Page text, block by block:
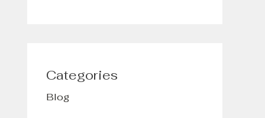
Categories
Blog